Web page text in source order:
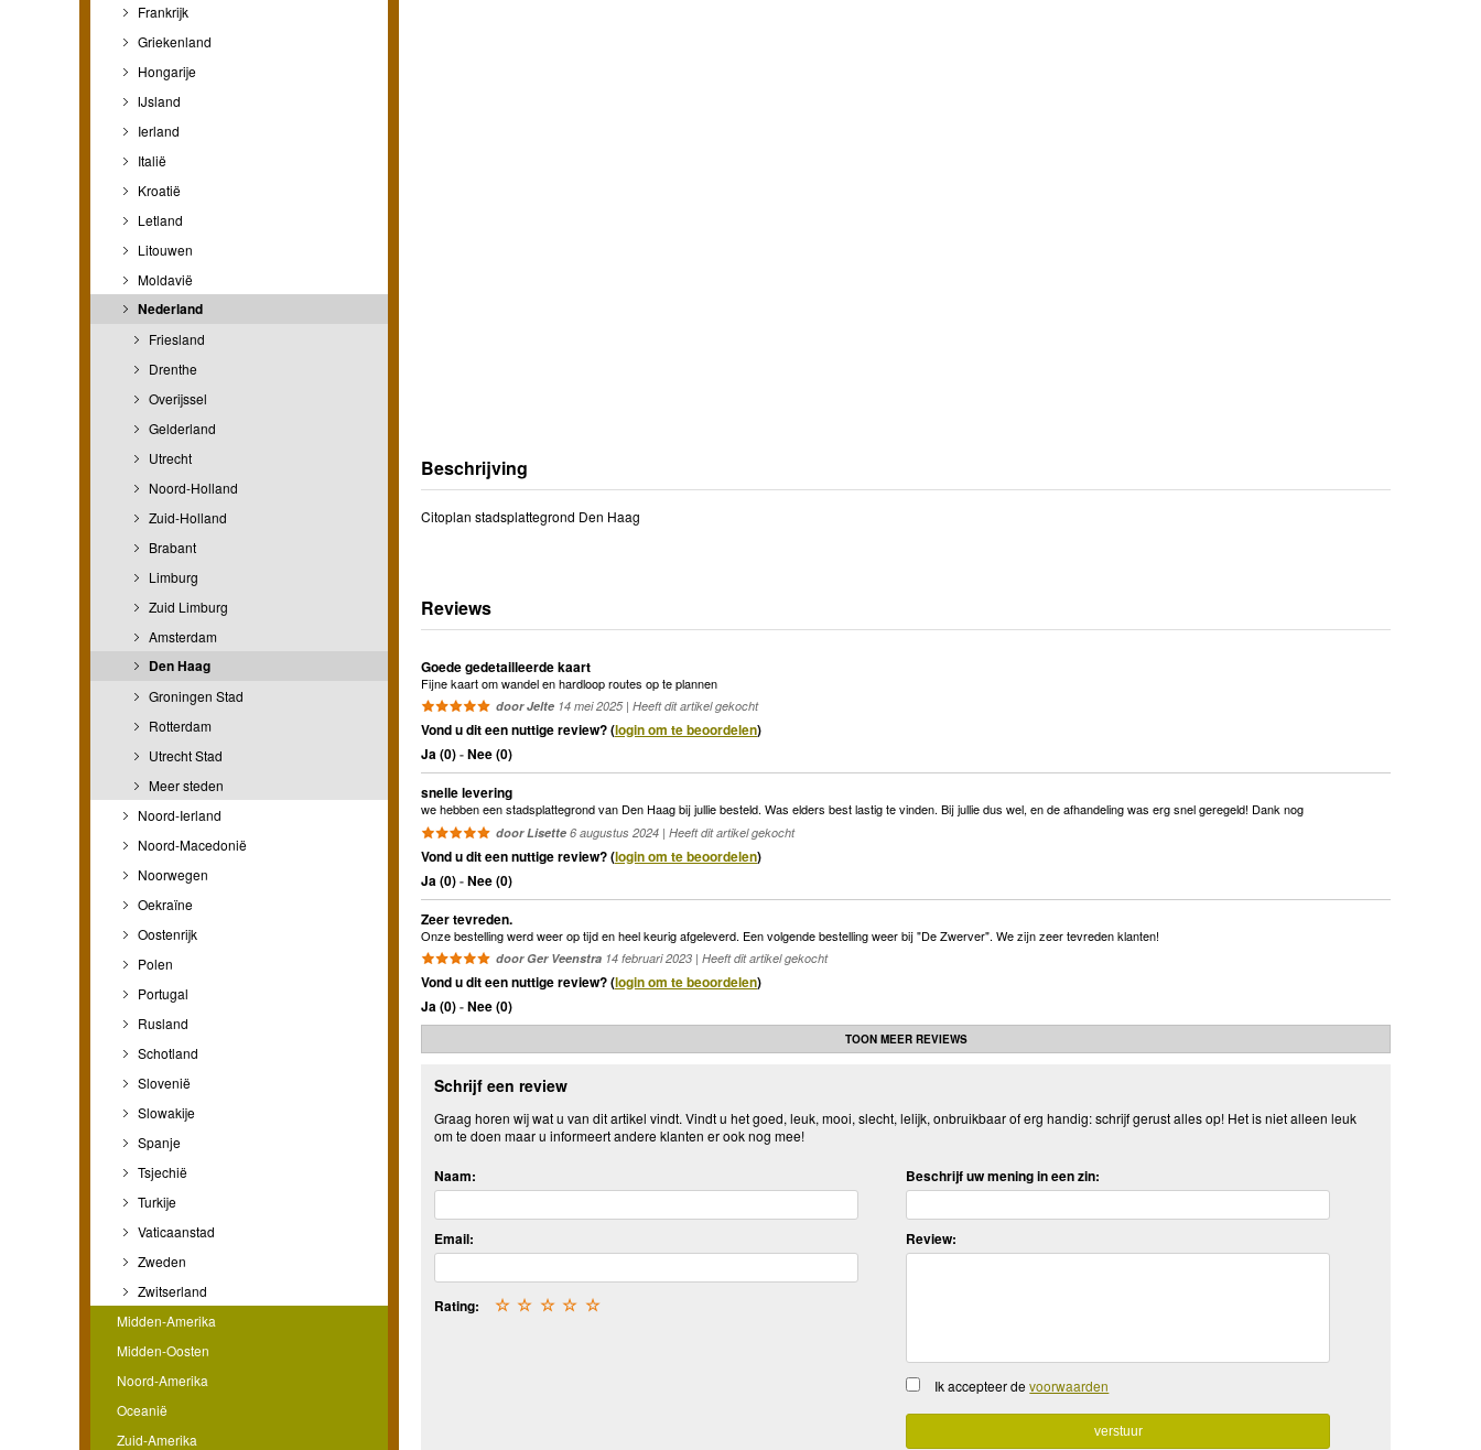
Frankrijk
Griekenland
Hongarije
IJsland
Ierland
Italië
Kroatië
Letland
Litouwen
Moldavië
Nederland
Friesland
Drenthe
Overijssel
Gelderland
Utrecht
Noord-Holland
Zuid-Holland
Brabant
Limburg
Zuid Limburg
Amsterdam
Den Haag
Groningen Stad
Rotterdam
Utrecht Stad
Meer steden
Noord-Ierland
Noord-Macedonië
Noorwegen
Oekraïne
Oostenrijk
Polen
Portugal
Rusland
Schotland
Slovenië
Slowakije
Spanje
Tsjechië
Turkije
Vaticaanstad
Zweden
Zwitserland
Midden-Amerika
Midden-Oosten
Noord-Amerika
Oceanië
Zuid-Amerika
Beschrijving
Citoplan stadsplattegrond Den Haag
Reviews
Goede gedetailleerde kaart
Fijne kaart om wandel en hardloop routes op te plannen
door Jelte 14 mei 2025 | Heeft dit artikel gekocht
Vond u dit een nuttige review? (login om te beoordelen)
Ja (0)-Nee (0)
snelle levering
we hebben een stadsplattegrond van Den Haag bij jullie besteld. Was elders best lastig te vinden. Bij jullie dus wel, en de afhandeling was erg snel geregeld! Dank nog
door Lisette 6 augustus 2024 | Heeft dit artikel gekocht
Vond u dit een nuttige review? (login om te beoordelen)
Ja (0)-Nee (0)
Zeer tevreden.
Onze bestelling werd weer op tijd en heel keurig afgeleverd. Een volgende bestelling weer bij "De Zwerver". We zijn zeer tevreden klanten!
door Ger Veenstra 14 februari 2023 | Heeft dit artikel gekocht
Vond u dit een nuttige review? (login om te beoordelen)
Ja (0)-Nee (0)
TOON MEER REVIEWS
Schrijf een review
Graag horen wij wat u van dit artikel vindt. Vindt u het goed, leuk, mooi, slecht, lelijk, onbruikbaar of erg handig: schrijf gerust alles op! Het is niet alleen leuk
om te doen maar u informeert andere klanten er ook nog mee!
Naam:
Email:
Rating: ☆
☆
☆
☆
☆
Beschrijf uw mening in een zin:
Review:
Ik accepteer devoorwaarden